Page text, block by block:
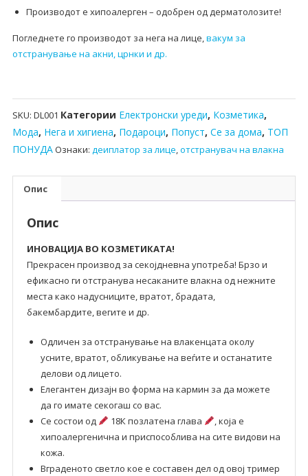
Производот е хипоалерген – одобрен од дерматолозите!
Погледнете го производот за нега на лице,вакум за
отстранување на акни, црнки и др.
SKU: DL001 Категории Електронски уреди, Козметика,
Мода, Нега и хигиена, Подароци, Попуст, Се за дома, ТОП
ПОНУДАОзнаки: деиплатор за лице,отстранувач на влакна
Опис
Опис
ИНОВАЦИЈА ВО КОЗМЕТИКАТА!
Прекрасен производ за секојдневна употреба! Брзо и
ефикасно ги отстранува несаканите влакна од нежните
места како надусниците, вратот, брадата,
бакембардите, вегите и др.
Одличен за отстранување на влакенцата околу
усните, вратот, обликување на веѓите и останатите
делови од лицето.
Елегантен дизајн во форма на кармин за да можете
да го имате секогаш со вас.
Се состои од
18К позлатена глава
, која е
хипоалергенична и приспособлива на сите видови на
кожа.
Вграденото светло кое е составен дел од овој тример